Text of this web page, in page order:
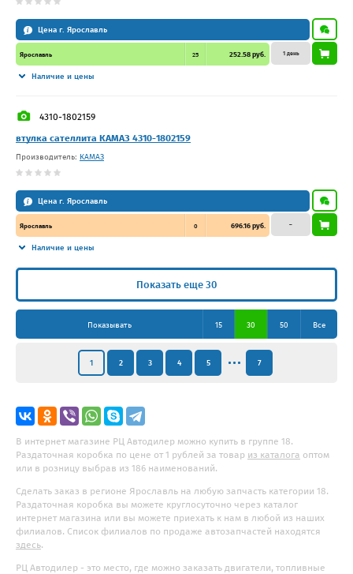
Цена г. Ярославль
Ярославль 25 252.58 руб.
Наличие и цены
1 день
4310-1802159
втулка сателлита КАМАЗ 4310-1802159
Производитель: КАМАЗ
Цена г. Ярославль
Ярославль 0 696.16 руб.
Наличие и цены
–
Показать еще 30
Показывать 15 30 50 Все
1 2 3 4 5 7
В интернет магазине РЦ Автодилер можно купить в группе 18.
Раздаточная коробка по цене от 1 рублей за товар из каталога оптом
или в розницу выбрав из 186 наименований.
Сделать заказ в регионе Ярославль на любую запчасть категории 18.
Раздаточная коробка вы можете круглосуточно через каталог
интернет магазина или вы можете приехать к нам в любой из наших
филиалов. Список филиалов по продаже автозапчастей находятся
здесь.
РЦ Автодилер - это место, где можно заказать двигатели, топливные